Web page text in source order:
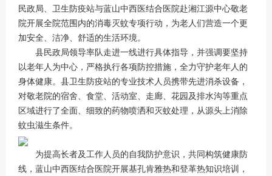
民政局、卫生防疫站与蓝山中西医结合医院赴湘江源中心敬老
院开展全院范围内的消毒灭蚊专项行动，为老人们营造一个更
加安全、洁净、舒适的生活环境。
县民政局领导率队走进一线进行具体指导，并强调要坚持
以老年人为中心，严格执行各项防控措施，全力守护老年人的
身体健康。县卫生防疫站的专业技术人员携带先进消杀设备，
对敬老院的宿舍、食堂、活动室、走廊、花园及排水沟等重点
区域进行了全面、细致的药物喷洒和灭蚊处理，从源头上消除
蚊虫滋生条件。
为提高长者及工作人员的自我防护意识，共同构筑健康防
线，蓝山中西医结合医院开展基孔肯雅热和登革热知识培训，